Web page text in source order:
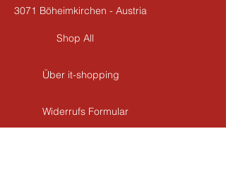
3071 Böheimkirchen - Austria
Shop All
Über it-shopping
Widerrufs Formular